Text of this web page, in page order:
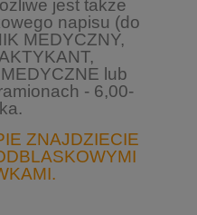
jest także
napisu (do
MEDYCZNY,
lub
- 6,00-
.
ZNAJDZIECIE